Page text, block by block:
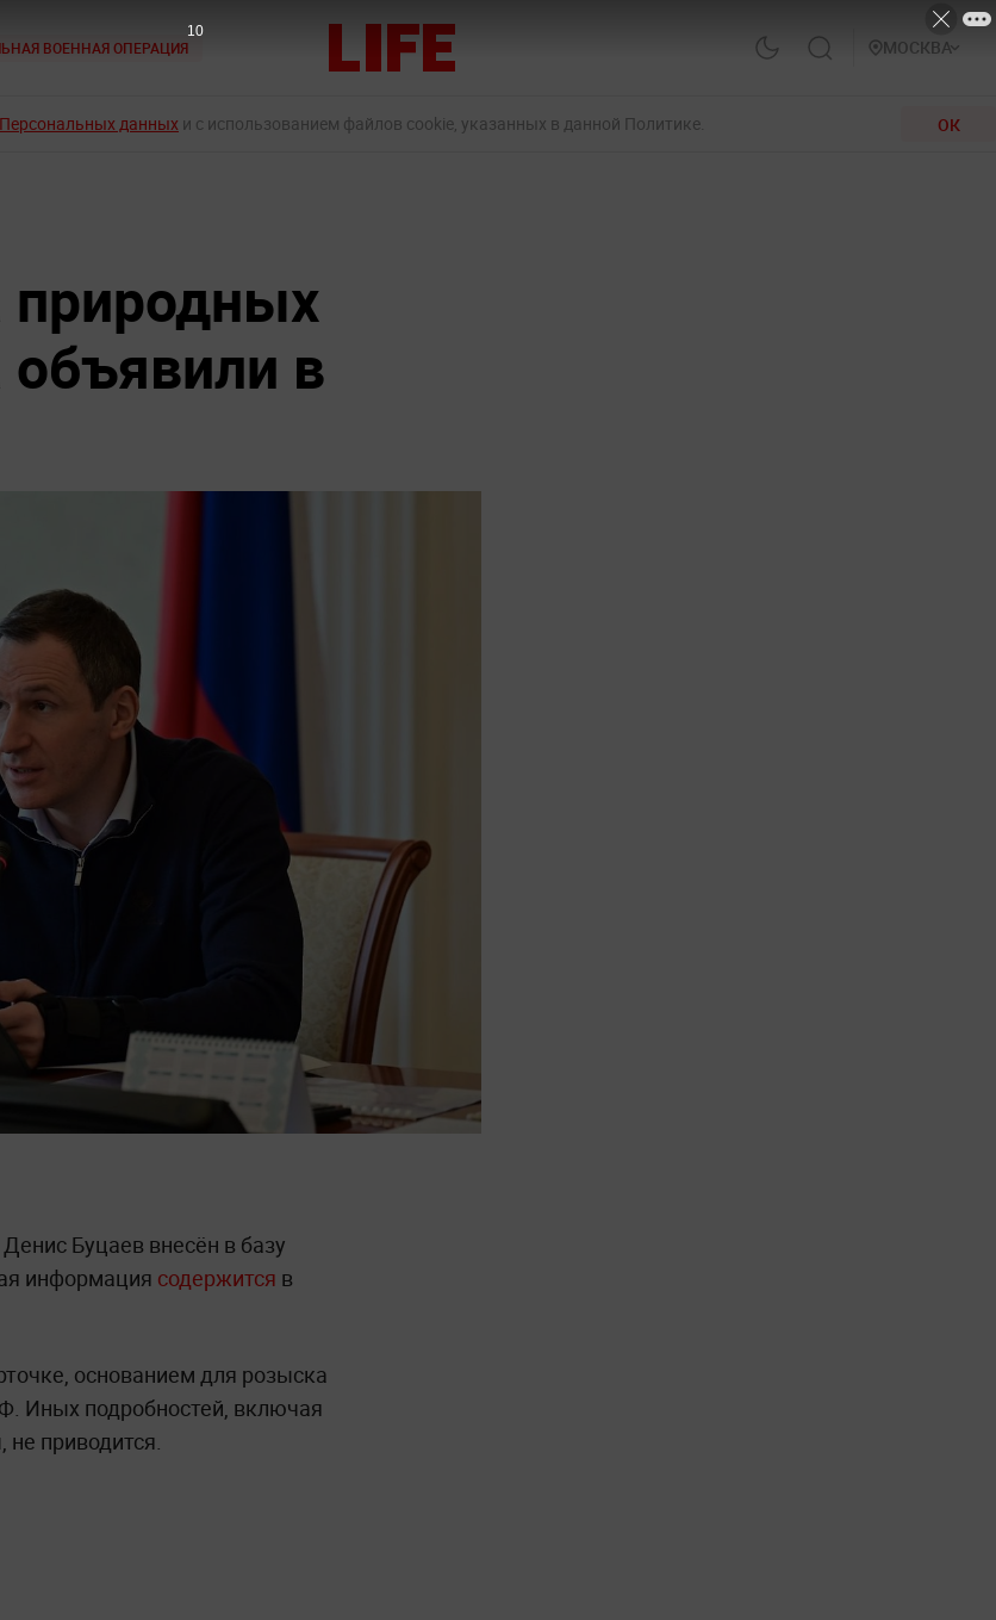
ВОЕННАЯ ОПЕРАЦИЯ МОСКВА
данных и с использованием файлов cookie, указанных в данной Политике. ОК
объявили в
Буцаев внесён в базу
информация содержится в
основанием для розыска
Иных подробностей, включая
приводится.
9